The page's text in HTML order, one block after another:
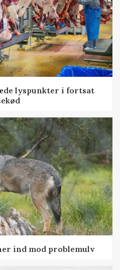
lyspunkter i fortsat
ind mod problemulv